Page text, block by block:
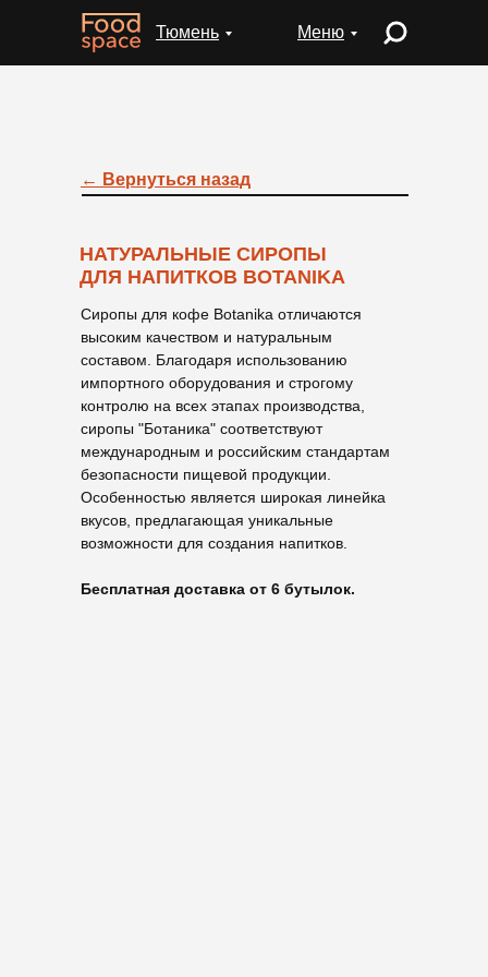
Меню
Тюмень
← Вернуться назад
Сиропы для кофе Botanika отличаются
высоким качеством и натуральным
составом. Благодаря использованию
импортного оборудования и строгому
контролю на всех этапах производства,
сиропы "Ботаника" соответствуют
международным и российским стандартам
безопасности пищевой продукции.
Особенностью является широкая линейка
вкусов, предлагающая уникальные
возможности для создания напитков.
Бесплатная доставка от 6 бутылок.
НАТУРАЛЬНЫЕ СИРОПЫ
ДЛЯ НАПИТКОВ BOTANIKA